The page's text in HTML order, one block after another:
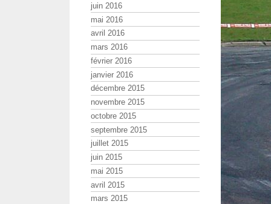
juin 2016
mai 2016
avril 2016
mars 2016
février 2016
janvier 2016
décembre 2015
novembre 2015
octobre 2015
septembre 2015
juillet 2015
juin 2015
mai 2015
avril 2015
mars 2015